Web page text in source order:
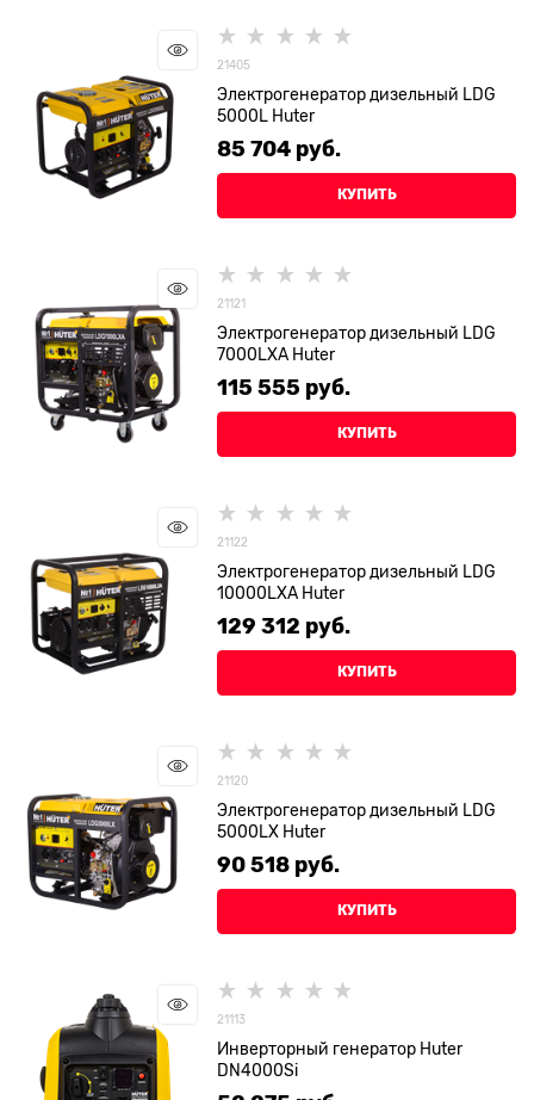
21405
Электрогенератор дизельный LDG
5000L Huter
85 704 руб.
КУПИТЬ
21121
Электрогенератор дизельный LDG
7000LXА Huter
115 555 руб.
КУПИТЬ
21122
Электрогенератор дизельный LDG
10000LXА Huter
129 312 руб.
КУПИТЬ
21120
Электрогенератор дизельный LDG
5000LX Huter
90 518 руб.
КУПИТЬ
21113
Инверторный генератор Huter
DN4000Si